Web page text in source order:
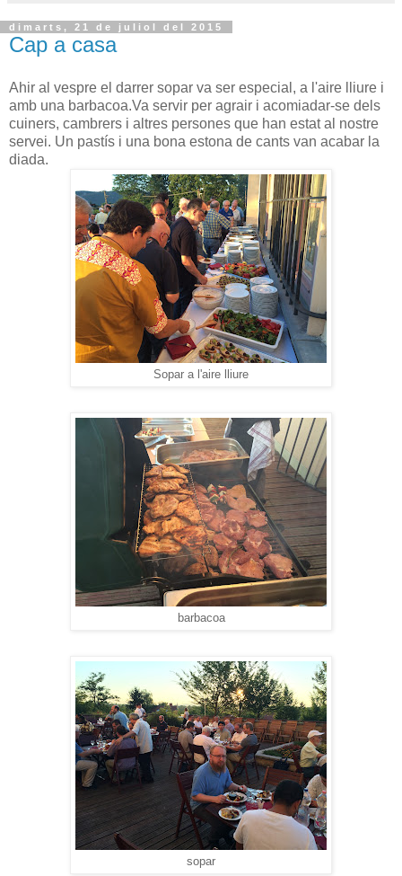
dimarts, 21 de juliol del 2015
Cap a casa
Ahir al vespre el darrer sopar va ser especial, a l'aire lliure i
amb una barbacoa.Va servir per agrair i acomiadar-se dels
cuiners, cambrers i altres persones que han estat al nostre
servei. Un pastís i una bona estona de cants van acabar la
diada.
Sopar a l'aire lliure
barbacoa
sopar